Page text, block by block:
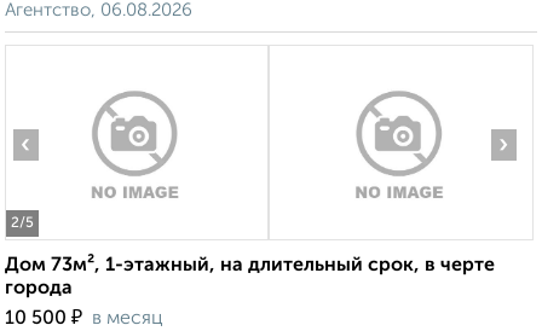
Агентство, 06.08.2026
2/5
‹ ›
Дом 73м², 1-этажный, на длительный срок, в черте
города
10 500 ₽ в месяц